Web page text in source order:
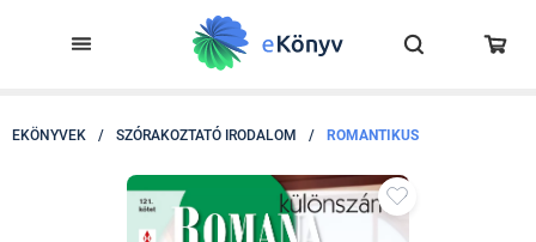
EKÖNYVEK / SZÓRAKOZTATÓ IRODALOM / ROMANTIKUS